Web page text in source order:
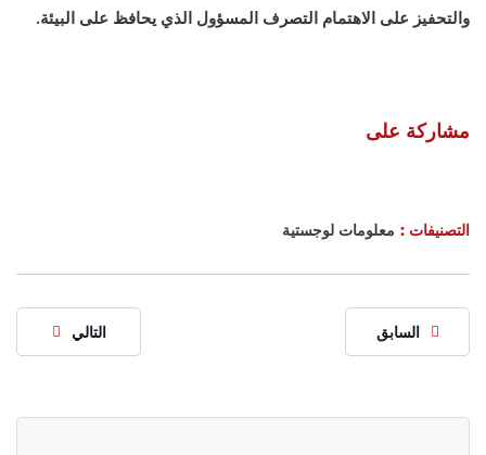
والتحفيز على الاهتمام التصرف المسؤول الذي يحافظ على البيئة.
مشاركة على
التصنيفات : معلومات لوجستية
السابق التالي